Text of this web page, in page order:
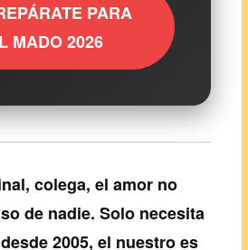
PARA
MADO 2026
colega, el amor no
de nadie. Solo necesita
2005, el nuestro es